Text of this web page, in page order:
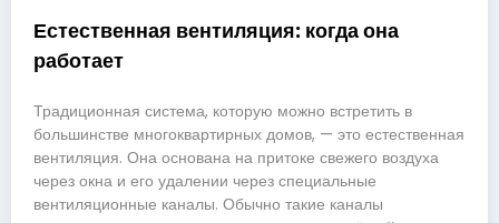
Естественная вентиляция: когда она
работает
Традиционная система, которую можно встретить в
большинстве многоквартирных домов, — это естественная
вентиляция. Она основана на притоке свежего воздуха
через окна и его удалении через специальные
вентиляционные каналы. Обычно такие каналы